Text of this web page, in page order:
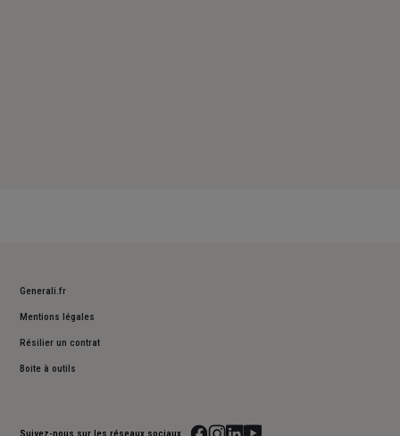
Generali.fr
Mentions légales
Résilier un contrat
Boite à outils
Suivez-nous sur les réseaux sociaux